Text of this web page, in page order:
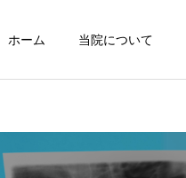
ホーム 当院について